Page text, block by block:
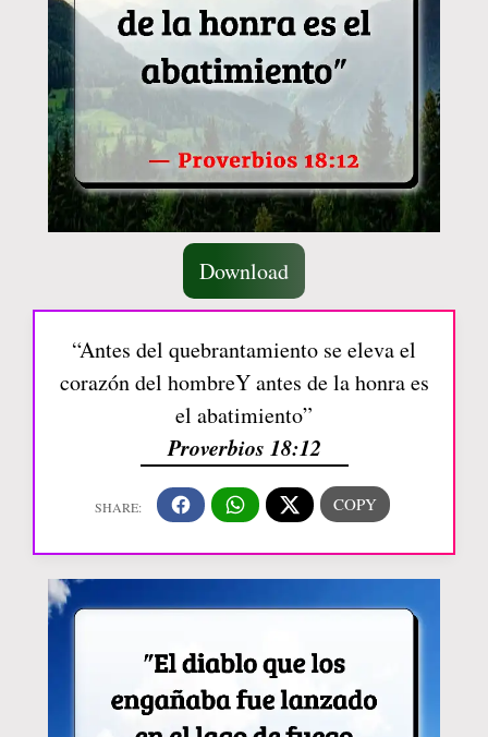
Download
“Antes del quebrantamiento se eleva el
corazón del hombreY antes de la honra es
el abatimiento”
Proverbios 18:12